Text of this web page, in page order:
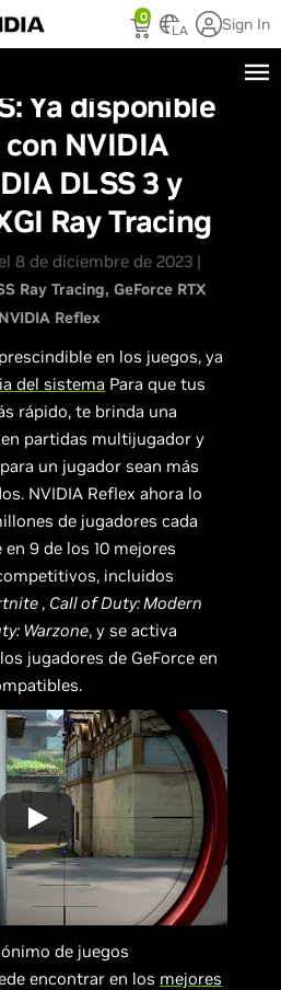
0
LA Sign In
Ya disponible
NVIDIA
DLSS 3 y
Ray Tracing
8 de diciembre de 2023 |
Ray Tracing GeForce RTX
NVIDIA Reflex
en los juegos, ya
del sistema Para que tus
rápido, te brinda una
partidas multijugador y
un jugador sean más
NVIDIA Reflex ahora lo
de jugadores cada
9 de los 10 mejores
incluidos
, Call of Duty: Modern
Warzone, y se activa
jugadores de GeForce en
de juegos
encontrar en los mejores